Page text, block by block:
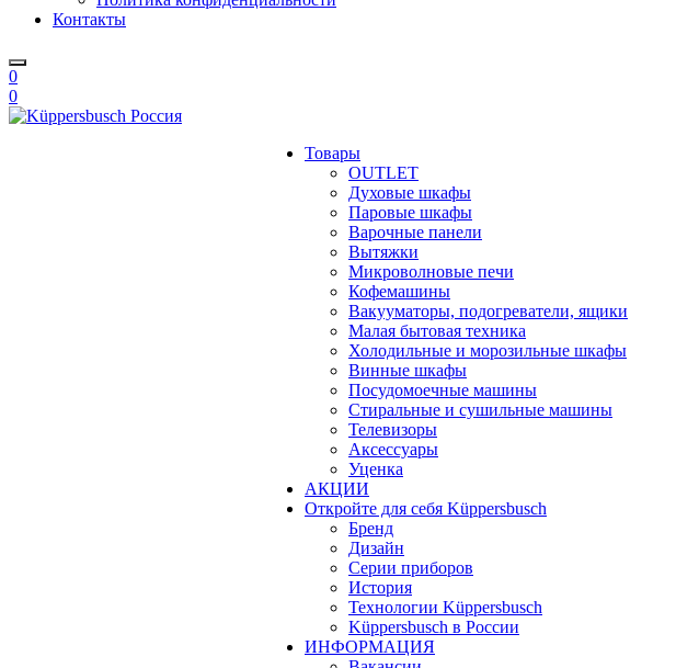
Контакты
0
0
Товары
OUTLET
Духовые шкафы
Паровые шкафы
Варочные панели
Вытяжки
Микроволновые печи
Кофемашины
Вакууматоры, подогреватели, ящики
Малая бытовая техника
Холодильные и морозильные шкафы
Винные шкафы
Посудомоечные машины
Стиральные и сушильные машины
Телевизоры
Аксессуары
Уценка
АКЦИИ
Откройте для себя Küppersbusch
Бренд
Дизайн
Серии приборов
История
Технологии Küppersbusch
Küppersbusch в России
ИНФОРМАЦИЯ